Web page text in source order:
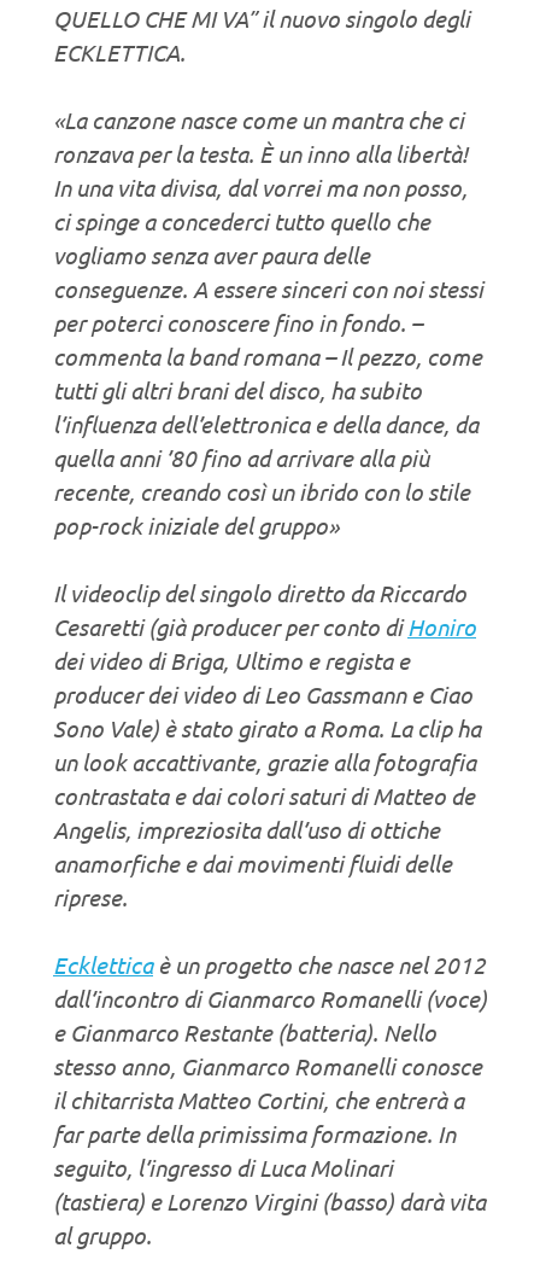
QUELLO CHE MI VA” il nuovo singolo degli
ECKLETTICA.
«La canzone nasce come un mantra che ci
ronzava per la testa. È un inno alla libertà!
In una vita divisa, dal vorrei ma non posso,
ci spinge a concederci tutto quello che
vogliamo senza aver paura delle
conseguenze. A essere sinceri con noi stessi
per poterci conoscere fino in fondo. –
commenta la band romana – Il pezzo, come
tutti gli altri brani del disco, ha subito
l’influenza dell’elettronica e della dance, da
quella anni ’80 fino ad arrivare alla più
recente, creando così un ibrido con lo stile
pop-rock iniziale del gruppo»
Il videoclip del singolo diretto da Riccardo
Cesaretti (già producer per conto diHoniro
dei video di Briga, Ultimo e regista e
producer dei video di Leo Gassmann e Ciao
Sono Vale) è stato girato a Roma. La clip ha
un look accattivante, grazie alla fotografia
contrastata e dai colori saturi di Matteo de
Angelis, impreziosita dall’uso di ottiche
anamorfiche e dai movimenti fluidi delle
riprese.
Eckletticaè un progetto che nasce nel 2012
dall’incontro di Gianmarco Romanelli (voce)
e Gianmarco Restante (batteria). Nello
stesso anno, Gianmarco Romanelli conosce
il chitarrista Matteo Cortini, che entrerà a
far parte della primissima formazione. In
seguito, l’ingresso di Luca Molinari
(tastiera) e Lorenzo Virgini (basso) darà vita
al gruppo.